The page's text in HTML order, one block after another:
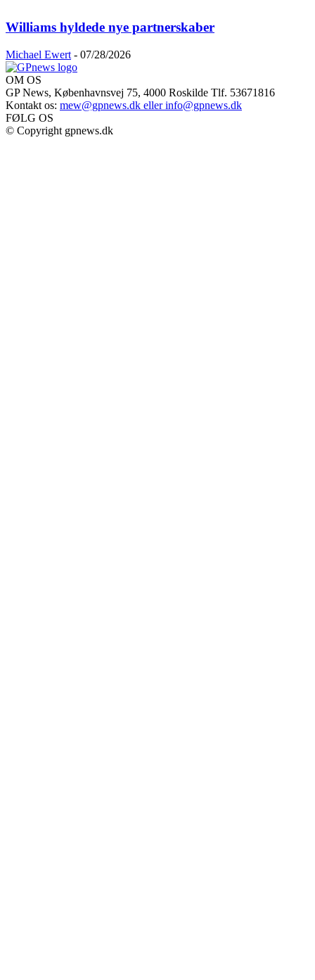
Williams hyldede nye partnerskaber
Michael Ewert - 07/28/2026
OM OS
GP News, Københavnsvej 75, 4000 Roskilde Tlf. 53671816
Kontakt os: mew@gpnews.dk eller info@gpnews.dk
FØLG OS
© Copyright gpnews.dk